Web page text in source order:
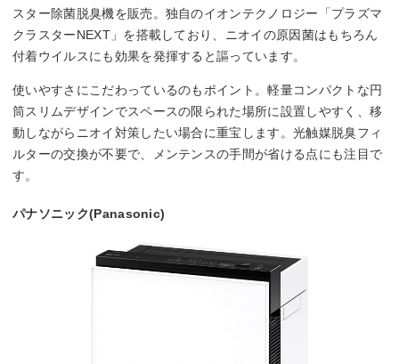
スター除菌脱臭機を販売。独自のイオンテクノロジー「プラズマ
クラスターNEXT」を搭載しており、ニオイの原因菌はもちろん
付着ウイルスにも効果を発揮すると謳っています。
使いやすさにこだわっているのもポイント。軽量コンパクトな円
筒スリムデザインでスペースの限られた場所に設置しやすく、移
動しながらニオイ対策したい場合に重宝します。光触媒脱臭フィ
ルターの交換が不要で、メンテンスの手間が省ける点にも注目で
す。
パナソニック(Panasonic)